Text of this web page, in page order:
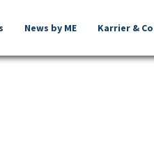
News by ME Karrier &